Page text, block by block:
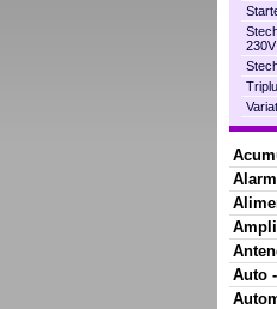
230V
Auto